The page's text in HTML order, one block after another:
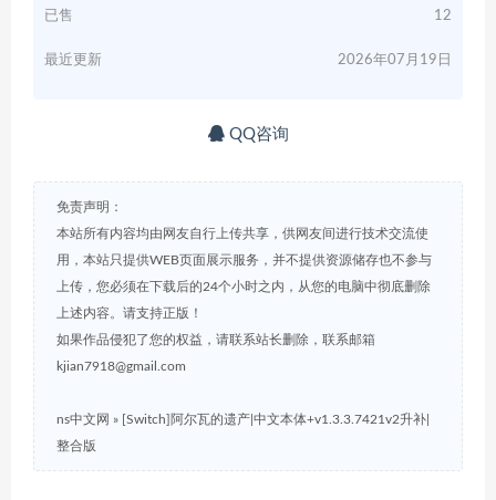
已售 12
最近更新 2026年07月19日
QQ咨询
免责声明：
本站所有内容均由网友自行上传共享，供网友间进行技术交流使
用，本站只提供WEB页面展示服务，并不提供资源储存也不参与
上传，您必须在下载后的24个小时之内，从您的电脑中彻底删除
上述内容。请支持正版！
如果作品侵犯了您的权益，请联系站长删除，联系邮箱
kjian7918@gmail.com
ns中文网 » [Switch]阿尔瓦的遗产|中文本体+v1.3.3.7421v2升补|
整合版